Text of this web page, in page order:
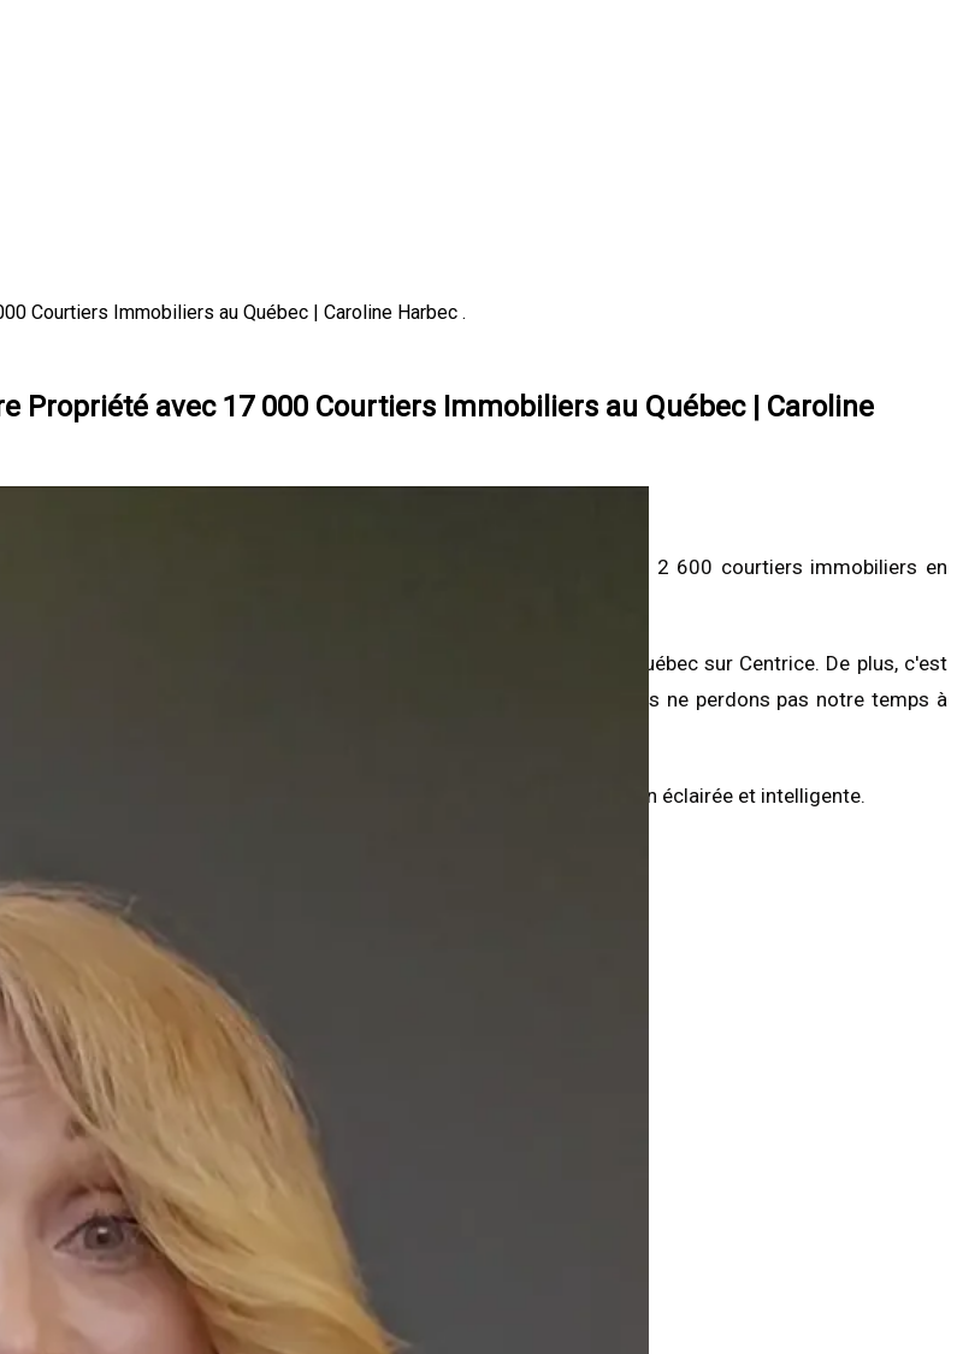
Courtiers Immobiliers au Québec | Caroline Harbec .
Propriété avec 17 000 Courtiers Immobiliers au Québec | Caroline
C'est 17 000 courtiers immobiliers au Québec, dont 2 600 courtiers immobiliers en
, c'est d'avoir la plus grande plateforme de maisons à vendre au Québec sur Centrice. De plus, c'est
préqualifiés, parce que nous, en tant que courtiers immobiliers, nous ne perdons pas notre temps à
vendre votre propriété, je serai votre guide afin de faire une transaction éclairée et intelligente.